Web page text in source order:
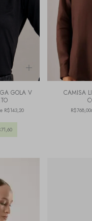
GOLA V
R$143,20
CAMISA
R$768,00